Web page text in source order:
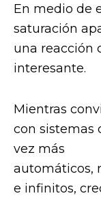
En medio de
saturación
una reacción
interesante.
Mientras
con sistemas
vez más
automáticos,
e infinitos,